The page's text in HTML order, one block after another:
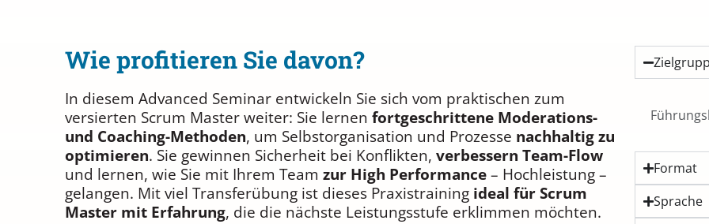
Wie profitieren Sie davon?
In diesem Advanced Seminar entwickeln Sie sich vom praktischen zum
versierten Scrum Master weiter: Sie lernen fortgeschrittene Moderations-
und Coaching-Methoden, um Selbstorganisation und Prozesse nachhaltig zu
optimieren. Sie gewinnen Sicherheit bei Konflikten, verbessern Team-Flow
und lernen, wie Sie mit Ihrem Team zur High Performance– Hochleistung –
gelangen. Mit viel Transferübung ist dieses Praxistraining ideal für Scrum
Master mit Erfahrung, die die nächste Leistungsstufe erklimmen möchten.
Format
Sprache